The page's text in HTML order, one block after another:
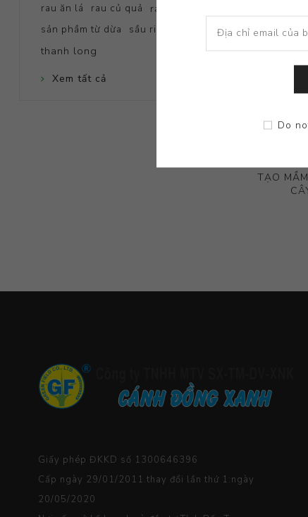
TẠO
rau ăn lá rau củ quả rau màu
sản phầm từ dừa sầu riêng
thanh long
Xem tất cả
Giấy phép ĐKKD số 1300646396
Cấp ngày 29/01/2011.thay đổi lần thứ 1:ngày
20/05/2020
Do